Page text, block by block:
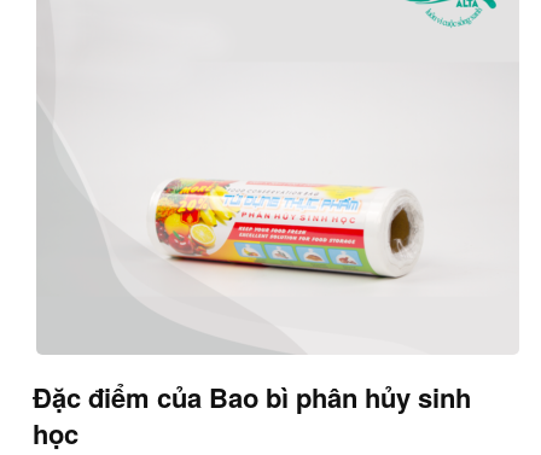
Đặc điểm của Bao bì phân hủy sinh
học